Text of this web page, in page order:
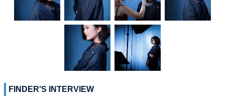
FINDER'S INTERVIEW